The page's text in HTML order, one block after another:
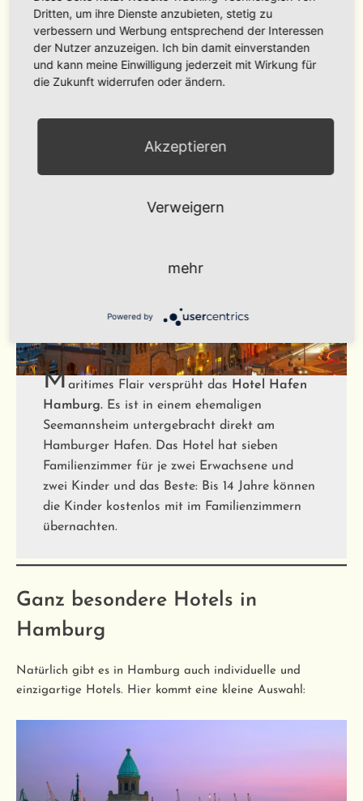
und erleben Sie mit Ihrer Familie die die
entspannte Atmosphäre des immer beliebter
werdenden jungen Stadtviertels St. Georg. Das
Hotel bietet neben familienfreundlichem Service
Maritimes Flair versprüht das Hotel Hafen
Hamburg. Es ist in einem ehemaligen
Seemannsheim untergebracht direkt am
Hamburger Hafen. Das Hotel hat sieben
Familienzimmer für je zwei Erwachsene und
zwei Kinder und das Beste: Bis 14 Jahre können
die Kinder kostenlos mit im Familienzimmern
übernachten.
Ganz besondere Hotels in
Hamburg
Natürlich gibt es in Hamburg auch individuelle und
einzigartige Hotels. Hier kommt eine kleine Auswahl:
Dritten, um ihre Dienste anzubieten, stetig zu
verbessern und Werbung entsprechend der Interessen
der Nutzer anzuzeigen. Ich bin damit einverstanden
und kann meine Einwilligung jederzeit mit Wirkung für
die Zukunft widerrufen oder ändern.
Akzeptieren
Verweigern
mehr
Powered by